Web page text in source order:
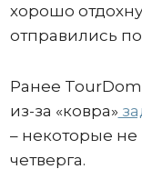
хорошо
отправились
Ранее
из-за «ковра»
– некоторые не
четверга.